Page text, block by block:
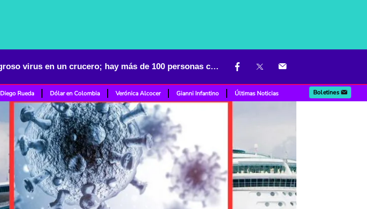
Nueva alerta mundial por peligroso virus en un crucero; hay más de 100 personas contagiadas
Diego Rueda Dólar en Colombia Verónica Alcocer Gianni Infantino Últimas Noticias Boletines